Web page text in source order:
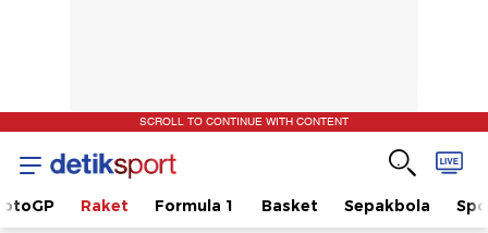
SCROLL TO CONTINUE WITH CONTENT
Raket Formula 1 Basket Sepakbola